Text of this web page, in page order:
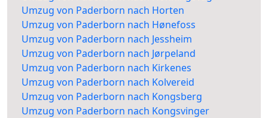
Umzug von Paderborn nach Horten
Umzug von Paderborn nach Hønefoss
Umzug von Paderborn nach Jessheim
Umzug von Paderborn nach Jørpeland
Umzug von Paderborn nach Kirkenes
Umzug von Paderborn nach Kolvereid
Umzug von Paderborn nach Kongsberg
Umzug von Paderborn nach Kongsvinger